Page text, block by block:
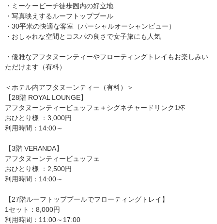
・ミーケービーチ徒歩圏内の好立地
・写真映えするルーフトッププール
・30平米の快適な客室（パーシャルオーシャンビュー）
・おしゃれな空間とコスパの良さで女子旅にも人気
・優雅なアフタヌーンティーやフローティングトレイもお楽しみい
ただけます（有料）
＜ホテル内アフタヌーンティー（有料）＞
【28階 ROYAL LOUNGE】
アフタヌーンティービュッフェ＋シグネチャードリンク1杯
おひとり様 ：3,000円
利用時間：14:00～
【3階 VERANDA】
アフタヌーンティービュッフェ
おひとり様 ：2,500円
利用時間：14:00～
【27階ルーフトッププールでフローティングトレイ】
1セット：8,000円
利用時間：11:00～17:00